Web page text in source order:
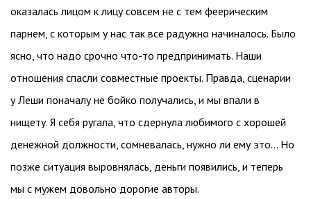
оказалась лицом к лицу совсем не с тем феерическим
парнем, с которым у нас так все радужно начиналось. Было
ясно, что надо срочно что-то предпринимать. Наши
отношения спасли совместные проекты. Правда, сценарии
у Леши поначалу не бойко получались, и мы впали в
нищету. Я себя ругала, что сдернула любимого с хорошей
денежной должности, сомневалась, нужно ли ему это… Но
позже ситуация выровнялась, деньги появились, и теперь
мы с мужем довольно дорогие авторы.